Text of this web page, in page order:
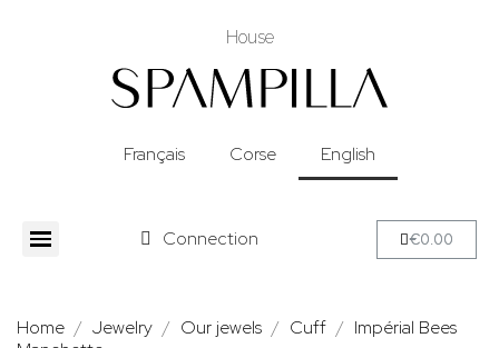
Français Corse English
House
Connection €0.00
Home Jewelry Our jewels Cuff
Impérial Bees